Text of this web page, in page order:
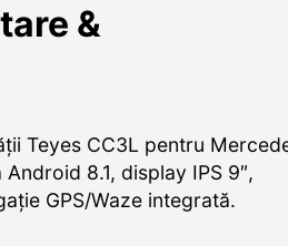
&
Teyes CC3L pentru
8.1, display IPS 9″,
GPS/Waze integrată.